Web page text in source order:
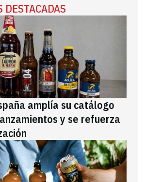
DESTACADAS
amplía su catálogo
y se refuerza